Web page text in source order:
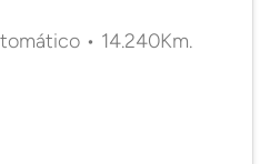
• 14.240Km.